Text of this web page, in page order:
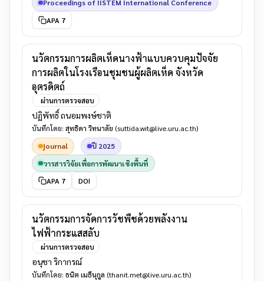
Proceedings of IISTEM International Conference
APA 7
นวัตกรรมการผลิตเห็ดนางฟ้าแบบควบคุมปัจจัย
การผลิตในโรงเรือนชุมชนผู้ผลิตเห็ด จังหวัด
อุตรดิตถ์
ผ่านการตรวจสอบ
ปฏิพัทธิ์ ถนอมพงษ์ชาติ
บันทึกโดย: สุทธิดา วิทนาลัย (suttida.wit@live.uru.ac.th)
journal
ปี 2025
วารสารวิจัยเพื่อการพัฒนาเชิงพื้นที่
APA 7
DOI
นวัตกรรมการจัดการวัชพืชด้วยพลังงาน
ไฟฟ้ากระแสสลับ
ผ่านการตรวจสอบ
อนุชา ริกากรณ์
บันทึกโดย: ธนิต เมธีนุกูล (thanit.met@live.uru.ac.th)